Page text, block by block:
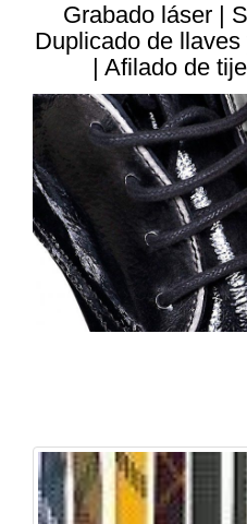
Grabado láser |
Duplicado de
| Afilado de